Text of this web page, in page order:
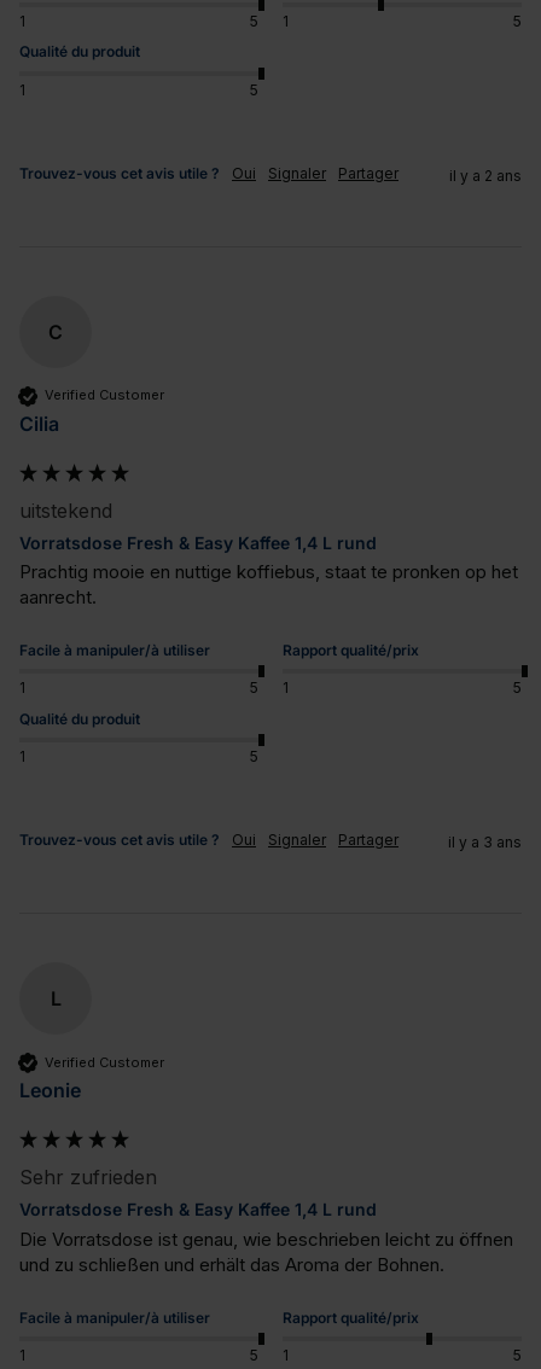
1 5 1
5
Qualité du produit
1 5
Trouvez-vous cet avis utile ? Oui Signaler Partager il y a 2 ans
C
Verified Customer
Cilia
uitstekend
Vorratsdose Fresh & Easy Kaffee 1,4 L rund
Prachtig mooie en nuttige koffiebus, staat te pronken op het
aanrecht.
Facile à manipuler/à utiliser
1 5
Rapport qualité/prix
1
5
Qualité du produit
1 5
Trouvez-vous cet avis utile ? Oui Signaler Partager il y a 3 ans
L
Verified Customer
Leonie
Sehr zufrieden
Vorratsdose Fresh & Easy Kaffee 1,4 L rund
Die Vorratsdose ist genau, wie beschrieben leicht zu öffnen
und zu schließen und erhält das Aroma der Bohnen.
Facile à manipuler/à utiliser
1 5
Rapport qualité/prix
1
5